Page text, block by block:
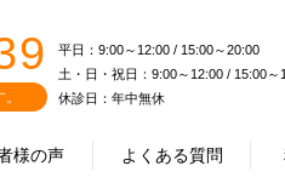
様の声 よくある質問
平日：9:00～12:00 / 15:00～20:00
土・日・祝日：9:00～12:00 / 15:00～
休診日：年中無休